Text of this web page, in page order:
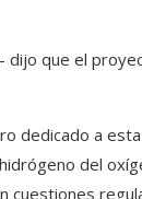
dijo que el
dedicado a
del
cuestiones